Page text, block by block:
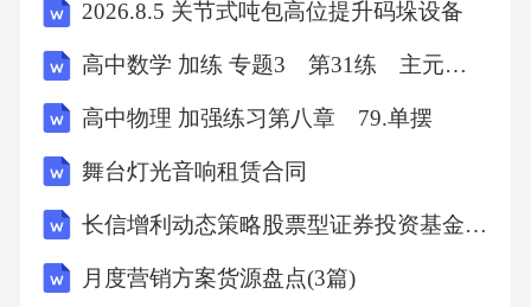
Xx
0,k2>0)的图象上，AB〃x轴，CDLx轴于点D,交
AB于点E.若△ABC与△DBC的面积之差
为3,靠则由的值为
2026.8.5 关节式吨包高位提升码垛设备
高中数学 加练 专题3 第31练 主元变换
高中物理 加强练习第八章 79.单摆
舞台灯光音响租赁合同
长信增利动态策略股票型证券投资基金基金合同
月度营销方案货源盘点(3篇)